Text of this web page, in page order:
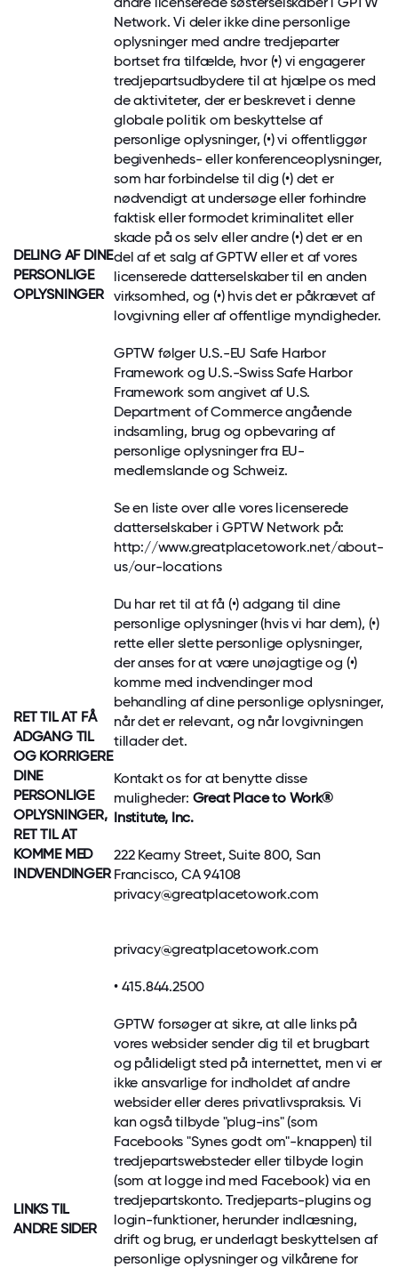
DELING AF DINE
PERSONLIGE
OPLYSNINGER
Network. Vi deler ikkedine personlige
oplysninger med andre tredjeparter
bortsetfra tilfælde, hvor (•) vi engagerer
tredjepartsudbydere til at hjælpe os med
de aktiviteter, der er beskrevet i denne
globale politik om beskyttelse af
personlige oplysninger, (•) vi offentliggør
begivenheds- eller konferenceoplysninger,
som har forbindelse til dig (•) det er
nødvendigt at undersøge eller forhindre
faktisk eller formodet kriminalitet eller
skade på os selv eller andre (•) det er en
del af et salg af GPTW eller et af vores
licenserede datterselskaber til en anden
virksomhed, og (•) hvis det er påkrævet af
lovgivning eller af offentlige myndigheder.
GPTW følger U.S.-EU Safe Harbor
Framework og U.S.-Swiss Safe Harbor
Framework som angivet af U.S.
Department of Commerce angående
indsamling, brug og opbevaring af
personlige oplysninger fra EU-
medlemslande og Schweiz.
Se en liste over alle vores licenserede
datterselskaber i GPTW Network på:
http://www.greatplacetowork.net/about-
us/our-locations
RET TIL AT FÅ
ADGANG TIL
OGKORRIGERE
DINE
PERSONLIGE
OPLYSNINGER,
RET TIL AT
KOMME MED
INDVENDINGER
Du har ret til at få (•) adgang til dine
personlige oplysninger (hvis vi har dem), (•)
rette eller slette personlige oplysninger,
der anses for at være unøjagtige og (•)
komme med indvendinger mod
behandling af dine personlige oplysninger,
når det er relevant, og når lovgivningen
tillader det.
Kontakt os for at benytte disse
muligheder: Great Place to Work®
Institute, Inc.
222 Kearny Street, Suite 800, San
Francisco, CA 94108
privacy@greatplacetowork.com
privacy@greatplacetowork.com
• 415.844.2500
LINKS TIL
ANDRE SIDER
GPTW forsøger at sikre, at alle links på
vores websider sender dig til et brugbart
og pålideligt sted på internettet, men vi er
ikke ansvarlige for indholdet af andre
websider eller deres privatlivspraksis. Vi
kan også tilbyde "plug-ins" (som
Facebooks "Synes godt om"-knappen) til
tredjepartswebsteder eller tilbyde login
(som at logge ind med Facebook) via en
tredjepartskonto. Tredjeparts-plugins og
login-funktioner, herunder indlæsning,
drift og brug, er underlagt beskyttelsen af
personlige oplysninger og vilkårene for